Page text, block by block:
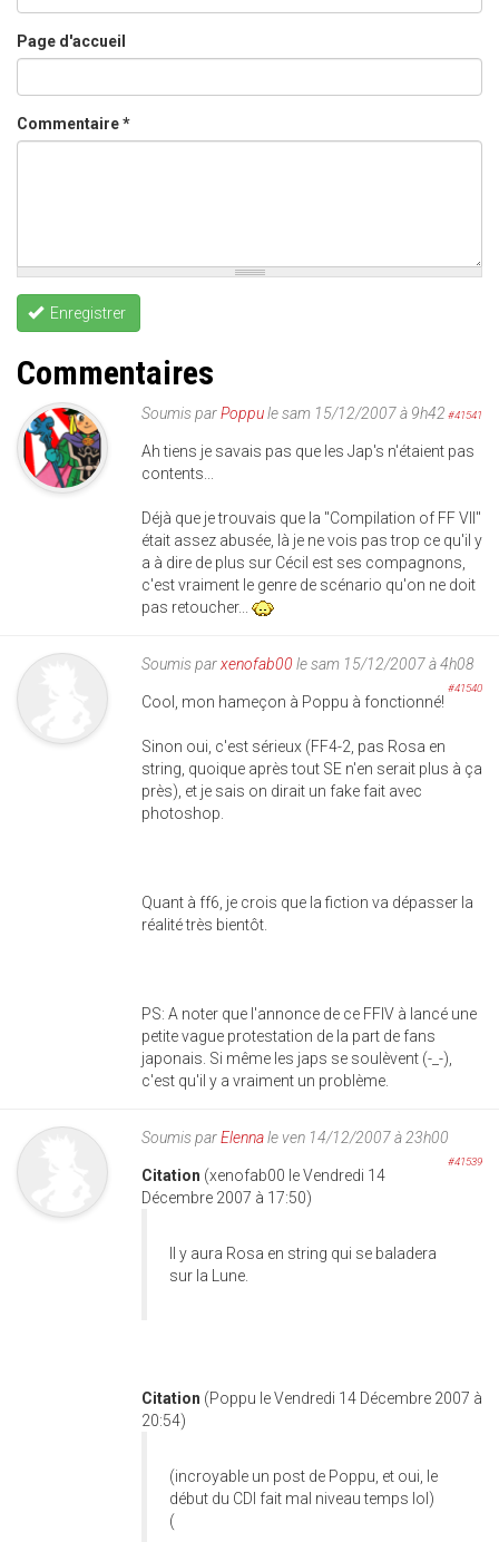
Page d'accueil
Commentaire*
Enregistrer
Commentaires
Soumis parPoppule sam 15/12/2007 à 9h42 #41541
Ah tiens je savais pas que les Jap's n'étaient pas
contents...
Déjà que je trouvais que la "Compilation of FF VII"
était assez abusée, là je ne vois pas trop ce qu'il y
a à dire de plus sur Cécil est ses compagnons,
c'est vraiment le genre de scénario qu'on ne doit
pas retoucher...
Soumis parxenofab00 le sam 15/12/2007 à 4h08
#41540
Cool, mon hameçon à Poppu à fonctionné!
Sinon oui, c'est sérieux (FF4-2, pas Rosa en
string, quoique après tout SE n'en serait plus à ça
près), et je sais on dirait un fake fait avec
photoshop.
Quant à ff6, je crois que la fiction va dépasser la
réalité très bientôt.
PS: A noter que l'annonce de ce FFIV à lancé une
petite vague protestation de la part de fans
japonais. Si même les japs se soulèvent (-_-),
c'est qu'il y a vraiment un problème.
Soumis parElennale ven 14/12/2007 à 23h00
#41539
Citation (xenofab00 le Vendredi 14
Décembre 2007 à 17:50)
Il y aura Rosa en string qui se baladera
sur la Lune.
Citation (Poppu le Vendredi 14 Décembre 2007 à
20:54)
(incroyable un post de Poppu, et oui, le
début du CDI fait mal niveau temps lol)
(